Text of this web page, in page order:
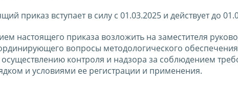
приказ вступает в силу с 01.03.2025 и действует до
настоящего приказа возложить на заместителя
вопросы методологического
контроля и надзора за соблюдением
и условиями ее регистрации и применения.